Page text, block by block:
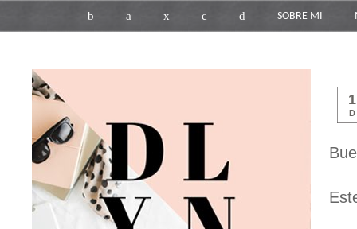
b a x c d SOBRE MI